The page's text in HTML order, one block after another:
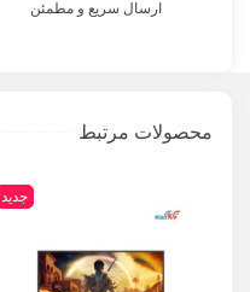
ارسال سریع و مطمئن
محصولات مرتبط
جدید